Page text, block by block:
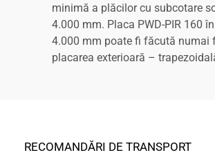
minimă a plăcilor cu subcotare
4.000 mm. Placa PWD-PIR 160
4.000 mm poate fi făcută numai
placarea exterioară –
RECOMANDĂRI DE TRANSPORT